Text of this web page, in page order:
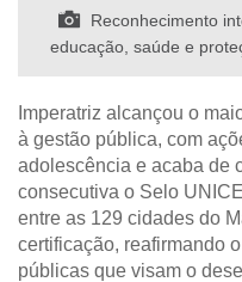
Reconhecimento
educação, saúde e
Imperatriz alcançou o
à gestão pública, com
adolescência e acaba de
consecutiva o Selo
entre as 129 cidades do
certificação, reafirmando
públicas que visam o